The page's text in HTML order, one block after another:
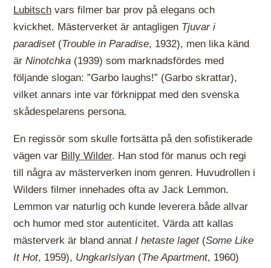
Lubitsch vars filmer bar prov på elegans och
kvickhet. Mästerverket är antagligen Tjuvar i
paradiset(Trouble in Paradise, 1932), men lika känd
är Ninotchka (1939) som marknadsfördes med
följande slogan: ”Garbo laughs!” (Garbo skrattar),
vilket annars inte var förknippat med den svenska
skådespelarens persona.
En regissör som skulle fortsätta på den sofistikerade
vägen var Billy Wilder. Han stod för manus och regi
till några av mästerverken inom genren. Huvudrollen i
Wilders filmer innehades ofta av Jack Lemmon.
Lemmon var naturlig och kunde leverera både allvar
och humor med stor autenticitet. Värda att kallas
mästerverk är bland annat I hetaste laget(Some Like
It Hot, 1959), Ungkarlslyan (The Apartment, 1960)